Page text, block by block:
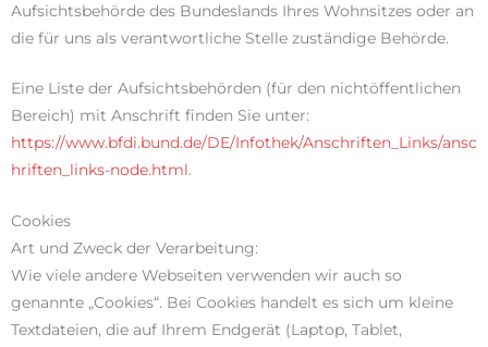
Aufsichtsbehörde des Bundeslands Ihres Wohnsitzes oder an
die für uns als verantwortliche Stelle zuständige Behörde.
Eine Liste der Aufsichtsbehörden (für den nichtöffentlichen
Bereich) mit Anschrift finden Sie unter:
https://www.bfdi.bund.de/DE/Infothek/Anschriften_Links/ansc
hriften_links-node.html.
Cookies
Art und Zweck der Verarbeitung:
Wie viele andere Webseiten verwenden wir auch so
genannte „Cookies“. Bei Cookies handelt es sich um kleine
Textdateien, die auf Ihrem Endgerät (Laptop, Tablet,